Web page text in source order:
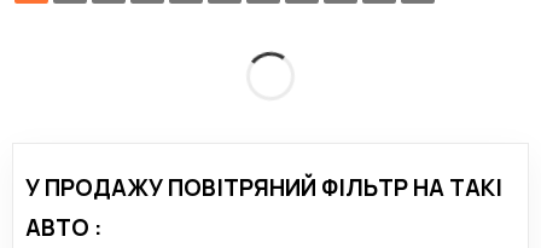
У ПРОДАЖУ ПОВІТРЯНИЙ ФІЛЬТР НА ТАКІ
АВТО :